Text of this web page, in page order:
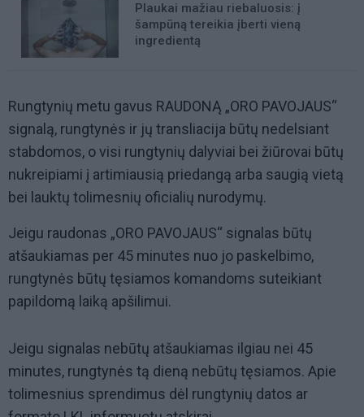
Plaukai mažiau riebaluosis: į
šampūną tereikia įberti vieną
ingredientą
Rungtynių metu gavus RAUDONĄ „ORO PAVOJAUS“
signalą, rungtynės ir jų transliacija būtų nedelsiant
stabdomos, o visi rungtynių dalyviai bei žiūrovai būtų
nukreipiami į artimiausią priedangą arba saugią vietą
bei lauktų tolimesnių oficialių nurodymų.
Jeigu raudonas „ORO PAVOJAUS“ signalas būtų
atšaukiamas per 45 minutes nuo jo paskelbimo,
rungtynės būtų tęsiamos komandoms suteikiant
papildomą laiką apšilimui.
Jeigu signalas nebūtų atšaukiamas ilgiau nei 45
minutes, rungtynės tą dieną nebūtų tęsiamos. Apie
tolimesnius sprendimus dėl rungtynių datos ar